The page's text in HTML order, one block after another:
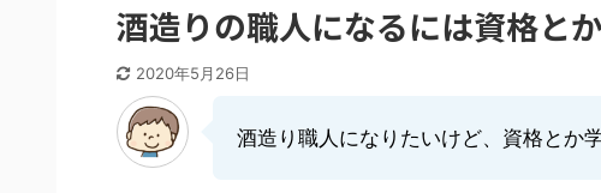
酒造りの職人になるには資格と
2020年5月26日
酒造り職人になりたいけど、資格とか